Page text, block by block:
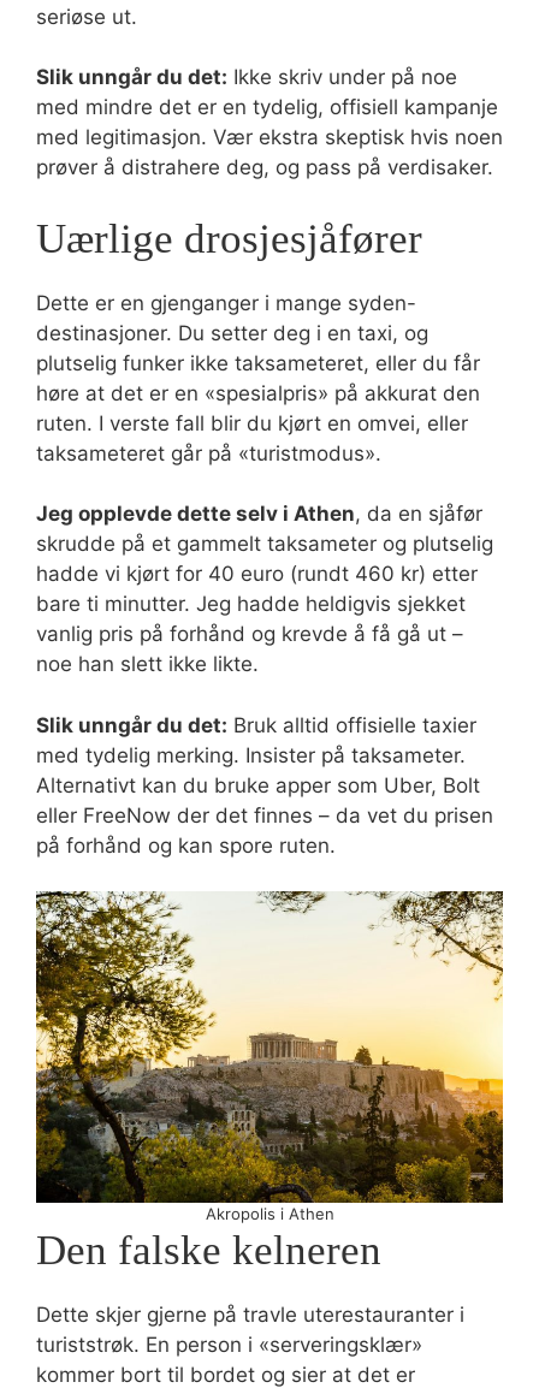
seriøse ut.
Slik unngår du det: Ikke skriv under på noe
med mindre det er en tydelig, offisiell kampanje
med legitimasjon. Vær ekstra skeptisk hvis noen
prøver å distrahere deg, og pass på verdisaker.
Uærlige drosjesjåfører
Dette er en gjenganger i mange syden-
destinasjoner. Du setter deg i en taxi, og
plutselig funker ikke taksameteret, eller du får
høre at det er en «spesialpris» på akkurat den
ruten. I verste fall blir du kjørt en omvei, eller
taksameteret går på «turistmodus».
Jeg opplevde dette selv i Athen, da en sjåfør
skrudde på et gammelt taksameter og plutselig
hadde vi kjørt for 40 euro (rundt 460 kr) etter
bare ti minutter. Jeg hadde heldigvis sjekket
vanlig pris på forhånd og krevde å få gå ut –
noe han slett ikke likte.
Slik unngår du det: Bruk alltid offisielle taxier
med tydelig merking. Insister på taksameter.
Alternativt kan du bruke apper som Uber, Bolt
eller FreeNow der det finnes – da vet du prisen
på forhånd og kan spore ruten.
Akropolis i Athen
Den falske kelneren
Dette skjer gjerne på travle uterestauranter i
turiststrøk. En person i «serveringsklær»
kommer bort til bordet og sier at det er